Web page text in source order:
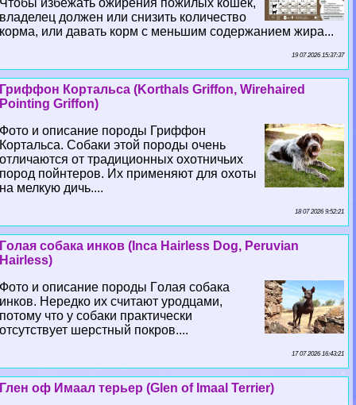
Чтобы избежать ожирения пожилых кошек,
владелец должен или снизить количество
корма, или давать корм с меньшим содержанием жира...
19 07 2026 15:37:37
Гриффон Кортальса (Korthals Griffon, Wirehaired
Pointing Griffon)
Фото и описание породы Гриффон
Кортальса. Собаки этой породы очень
отличаются от традиционных охотничьих
пород пойнтеров. Их применяют для охоты
на мелкую дичь....
18 07 2026 9:52:21
Гoлая собака инков (Inca Hairless Dog, Peruvian
Hairless)
Фото и описание породы Гoлая собака
инков. Нередко их считают уpoдцами,
потому что у собаки пpaктически
отсутствует шерстный покров....
17 07 2026 16:43:21
Глен оф Имаал терьер (Glen of Imaal Terrier)